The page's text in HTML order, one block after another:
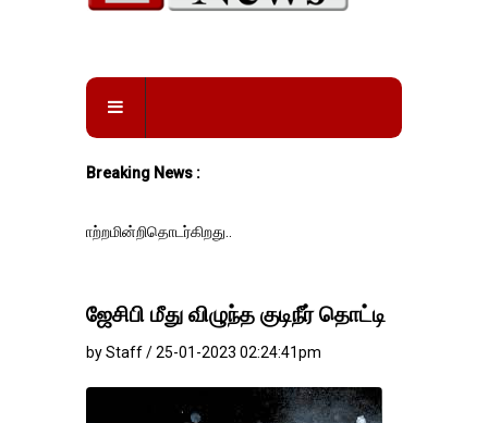
Breaking News :
ஜேசிபி மீது விழுந்த குடிநீர் தொட்டி
by Staff / 25-01-2023 02:24:41pm